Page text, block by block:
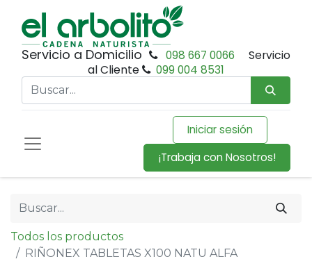
Servicio a Domicilio 098 667 0066
Servicio
al Cliente
099 004 8531
Iniciar sesión
¡Trabaja con Nosotros!
Todos los productos
RIÑONEX TABLETAS X100 NATU ALFA